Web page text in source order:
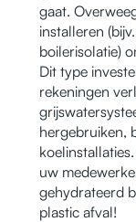
gaat.
installeren
boilerisolatie)
Dit type
rekeningen
hergebruiken,
uw
gehydrateerd
plastic afval!